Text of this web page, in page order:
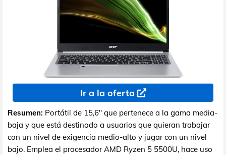
Ir a la oferta
Resumen: Portátil de 15,6" que pertenece a la gama media-
baja y que está destinado a usuarios que quieran trabajar
con un nivel de exigencia medio-alto y jugar con un nivel
bajo. Emplea el procesador AMD Ryzen 5 5500U, hace uso